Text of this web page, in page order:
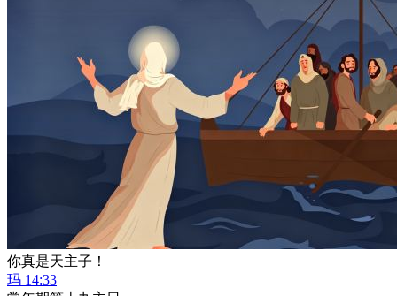
你真是天主子！
玛 14:33